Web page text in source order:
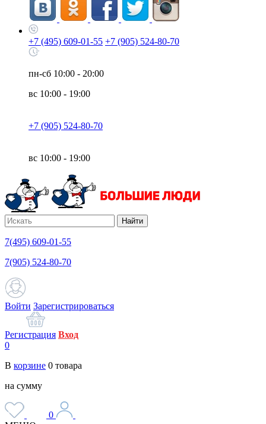
+7 (495) 609-01-55 +7 (905) 524-80-70
пн-сб 10:00 - 20:00
вс 10:00 - 19:00
+7 (905) 524-80-70
вс 10:00 - 19:00
Найти
7(495) 609-01-55
7(905) 524-80-70
Войти Зарегистрироваться
Регистрация Вход
0
В корзине 0 товара
на сумму
0